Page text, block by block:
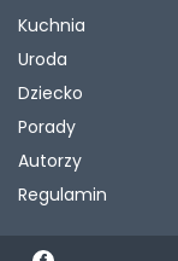
Kuchnia
Uroda
Dziecko
Porady
Autorzy
Regulamin